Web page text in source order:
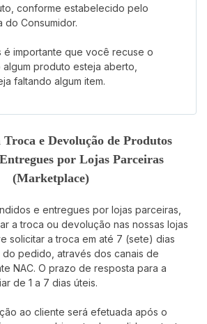
conforme estabelecido pelo
Consumidor.
é importante que você recuse o
produto esteja aberto,
faltando algum item.
e Devolução de Produtos
por Lojas Parceiras
(Marketplace)
e entregues por lojas parceiras,
a troca ou devolução nas nossas lojas
solicitar a troca em até 7 (sete) dias
pedido, através dos canais de
NAC. O prazo de resposta para a
de 1 a 7 dias úteis.
ao cliente será efetuada após o